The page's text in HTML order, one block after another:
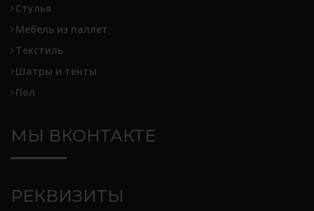
Стулья
Мебель из паллет
Текстиль
Шатры и тенты
Пол
МЫ ВКОНТАКТЕ
РЕКВИЗИТЫ